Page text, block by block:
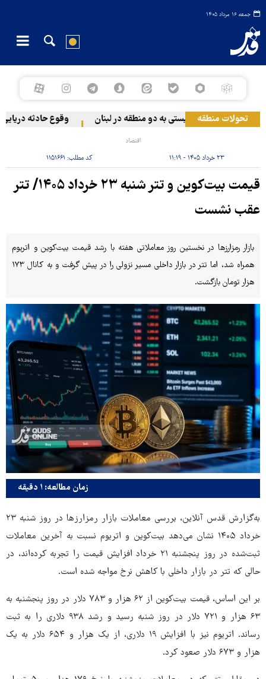
جمعه ۱۶ مرداد ۱۴۰۵
تحولات منطقه
حمله رژیم صهیونیستی به دو منطقه در لبنان وقوع حادثه دریایی
اقتصاد
۲۳ خرداد ۱۴۰۵ - ۱۱:۱۹ کد مطلب: ۱۱۵۱۶۶۱
قیمت بیت‌کوین و تتر شنبه ۲۳ خرداد ۱۴۰۵/ تتر
عقب نشست
بازار رمزارزها در نخستین روز معاملاتی هفته با رشد قیمت بیت‌کوین و اتریوم
همراه شد، اما تتر در بازار داخلی مسیر نزولی را در پیش گرفت و به کانال ۱۷۳
هزار تومان بازگشت.
زمان مطالعه: ۱ دقیقه
به‌گزارش قدس آنلاین، بررسی معاملات بازار رمزارزها در روز شنبه ۲۳
خرداد ۱۴۰۵ نشان می‌دهد بیت‌کوین و اتریوم نسبت به آخرین معاملات
ثبت‌شده در روز پنجشنبه ۲۱ خرداد افزایش قیمت را تجربه کرده‌اند، در
حالی که تتر در بازار داخلی با کاهش نرخ مواجه شده است.
بر این اساس، قیمت بیت‌کوین از ۶۲ هزار و ۷۸۳ دلار در روز پنجشنبه به
۶۳ هزار و ۷۲۱ دلار در روز شنبه رسید و رشد ۹۳۸ دلاری را به ثبت
رساند. اتریوم نیز با افزایش ۱۹ دلاری، از یک هزار و ۶۵۴ دلار به یک
هزار و ۶۷۳ دلار صعود کرد.